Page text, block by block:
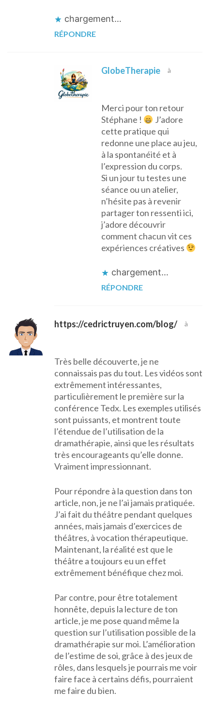
chargement…
RÉPONDRE
GlobeTherapie à
Merci pour ton retour
Stéphane !
J’adore
cette pratique qui
redonne une place au jeu,
à la spontanéité et à
l’expression du corps.
Si un jour tu testes une
séance ou un atelier,
n’hésite pas à revenir
partager ton ressenti ici,
j’adore découvrir
comment chacun vit ces
expériences créatives
chargement…
RÉPONDRE
https://cedrictruyen.com/blog/ à
Très belle découverte, je ne
connaissais pas du tout. Les vidéos sont
extrêmement intéressantes,
particulièrement le première sur la
conférence Tedx. Les exemples utilisés
sont puissants, et montrent toute
l’étendue de l’utilisation de la
dramathérapie, ainsi que les résultats
très encourageants qu’elle donne.
Vraiment impressionnant.
Pour répondre à la question dans ton
article, non, je ne l’ai jamais pratiquée.
J’ai fait du théâtre pendant quelques
années, mais jamais d’exercices de
théâtres, à vocation thérapeutique.
Maintenant, la réalité est que le
théâtre a toujours eu un effet
extrêmement bénéfique chez moi.
Par contre, pour être totalement
honnête, depuis la lecture de ton
article, je me pose quand même la
question sur l’utilisation possible de la
dramathérapie sur moi. L’amélioration
de l’estime de soi, grâce à des jeux de
rôles, dans lesquels je pourrais me voir
faire face à certains défis, pourraient
me faire du bien.